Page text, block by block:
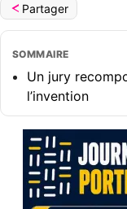
Partager
SOMMAIRE
Un jury
l’invention